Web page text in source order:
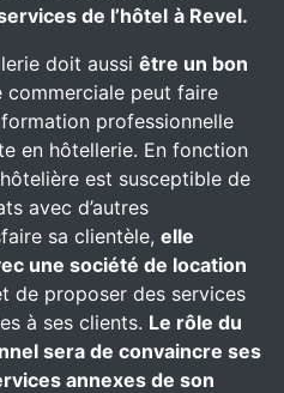
de l’hôtel à Revel.
doit aussi être un bon
commerciale peut faire
professionnelle
en hôtellerie. En fonction
est susceptible de
avec d’autres
sa clientèle, elle
une société de location
de proposer des services
à ses clients. Le rôle du
sera de convaincre ses
annexes de son